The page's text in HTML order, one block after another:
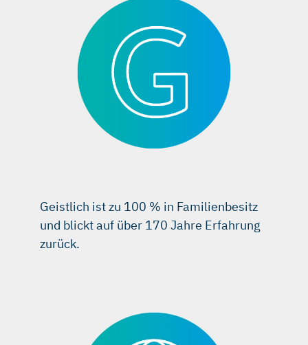
Geistlich ist zu 100 % in Familienbesitz
und blickt auf über 170 Jahre Erfahrung
zurück.